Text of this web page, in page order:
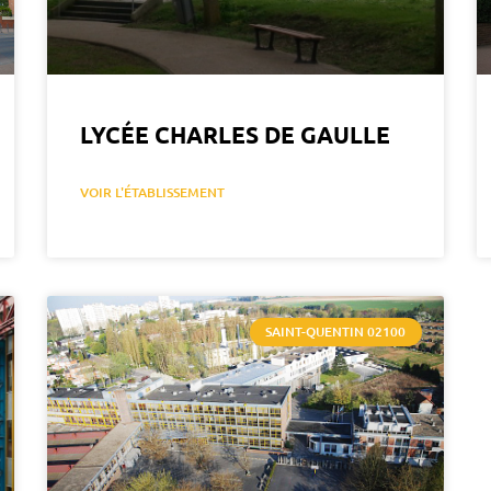
LYCÉE CHARLES DE GAULLE
VOIR L'ÉTABLISSEMENT
SAINT-QUENTIN 02100